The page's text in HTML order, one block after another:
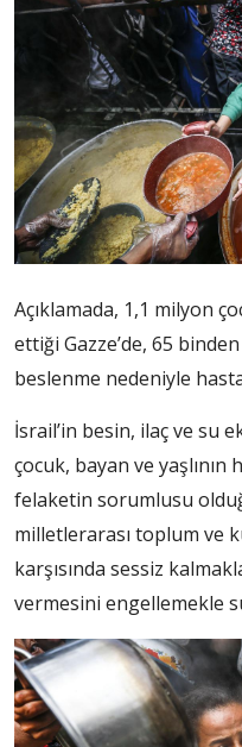
Açıklamada, 1,1 milyon
ettiği Gazze’de, 65
beslenme nedeniyle
İsrail’in besin, ilaç ve su
çocuk, bayan ve yaşlının
felaketin sorumlusu
milletlerarası toplum ve
karşısında sessiz
vermesini engellemekle